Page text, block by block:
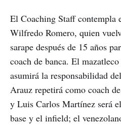
El Coaching Staff contempla
Wilfredo Romero, quien
sarape después de 15 años
coach de banca. El
asumirá la responsabilidad
Arauz repetirá como coach
y Luis Carlos Martínez será
base y el infield; el